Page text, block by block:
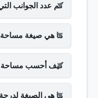
كم عدد الجوانب
ما هي صيغة مساحة
كيف أحسب مساحة
ما هي الصيغة